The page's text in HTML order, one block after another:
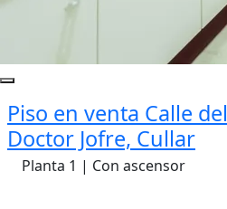
Piso en venta Calle del
Doctor Jofre, Cullar
Planta 1 | Con ascensor